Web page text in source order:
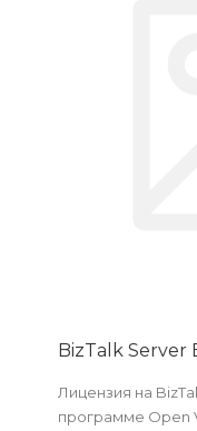
BizTalk Server
Лицензия на
программе Open